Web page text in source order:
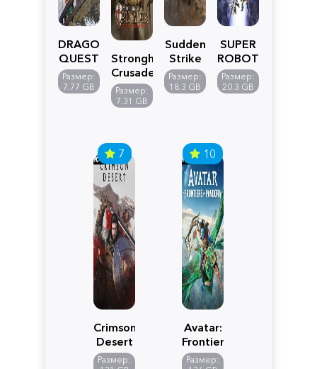
DRAGON
QUEST
VII
Reimagined
Размер:
7.77 GB
Stronghold
Crusader:
Definitive
Edition
Размер:
7.31 GB
Sudden
Strike
5
Размер:
18.3 GB
SUPER
ROBOT
WARS
Y
Размер:
20.3 GB
7
Crimson
Desert
Размер:
10
Avatar:
Frontiers
of
Размер: